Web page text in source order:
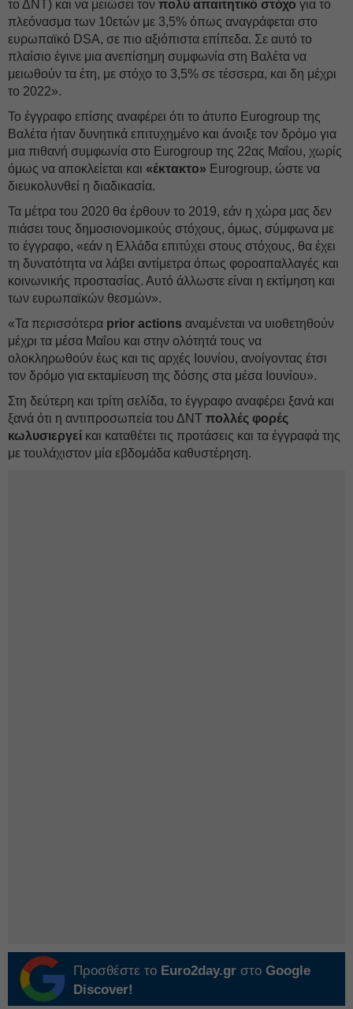
το ΔΝΤ) και να μειώσει τον πολύ απαιτητικό στόχο για το
πλεόνασμα των 10ετών με 3,5% όπως αναγράφεται στο
ευρωπαϊκό DSA, σε πιο αξιόπιστα επίπεδα. Σε αυτό το
πλαίσιο έγινε μια ανεπίσημη συμφωνία στη Βαλέτα να
μειωθούν τα έτη, με στόχο το 3,5% σε τέσσερα, και δη μέχρι
το 2022».
Το έγγραφο επίσης αναφέρει ότι το άτυπο Eurogroup της
Βαλέτα ήταν δυνητικά επιτυχημένο και άνοιξε τον δρόμο για
μια πιθανή συμφωνία στο Eurogroup της 22ας Μαΐου, χωρίς
όμως να αποκλείεται και «έκτακτο» Eurogroup, ώστε να
διευκολυνθεί η διαδικασία.
Τα μέτρα του 2020 θα έρθουν το 2019, εάν η χώρα μας δεν
πιάσει τους δημοσιονομικούς στόχους, όμως, σύμφωνα με
το έγγραφο, «εάν η Ελλάδα επιτύχει στους στόχους, θα έχει
τη δυνατότητα να λάβει αντίμετρα όπως φοροαπαλλαγές και
κοινωνικής προστασίας. Αυτό άλλωστε είναι η εκτίμηση και
των ευρωπαϊκών θεσμών».
«Τα περισσότερα prior actions αναμένεται να υιοθετηθούν
μέχρι τα μέσα Μαΐου και στην ολότητά τους να
ολοκληρωθούν έως και τις αρχές Ιουνίου, ανοίγοντας έτσι
τον δρόμο για εκταμίευση της δόσης στα μέσα Ιουνίου».
Στη δεύτερη και τρίτη σελίδα, το έγγραφο αναφέρει ξανά και
ξανά ότι η αντιπροσωπεία του ΔΝΤ πολλές φορές
κωλυσιεργεί και καταθέτει τις προτάσεις και τα έγγραφά της
με τουλάχιστον μία εβδομάδα καθυστέρηση.
Προσθέστε το Euro2day.gr στο Google
Discover!